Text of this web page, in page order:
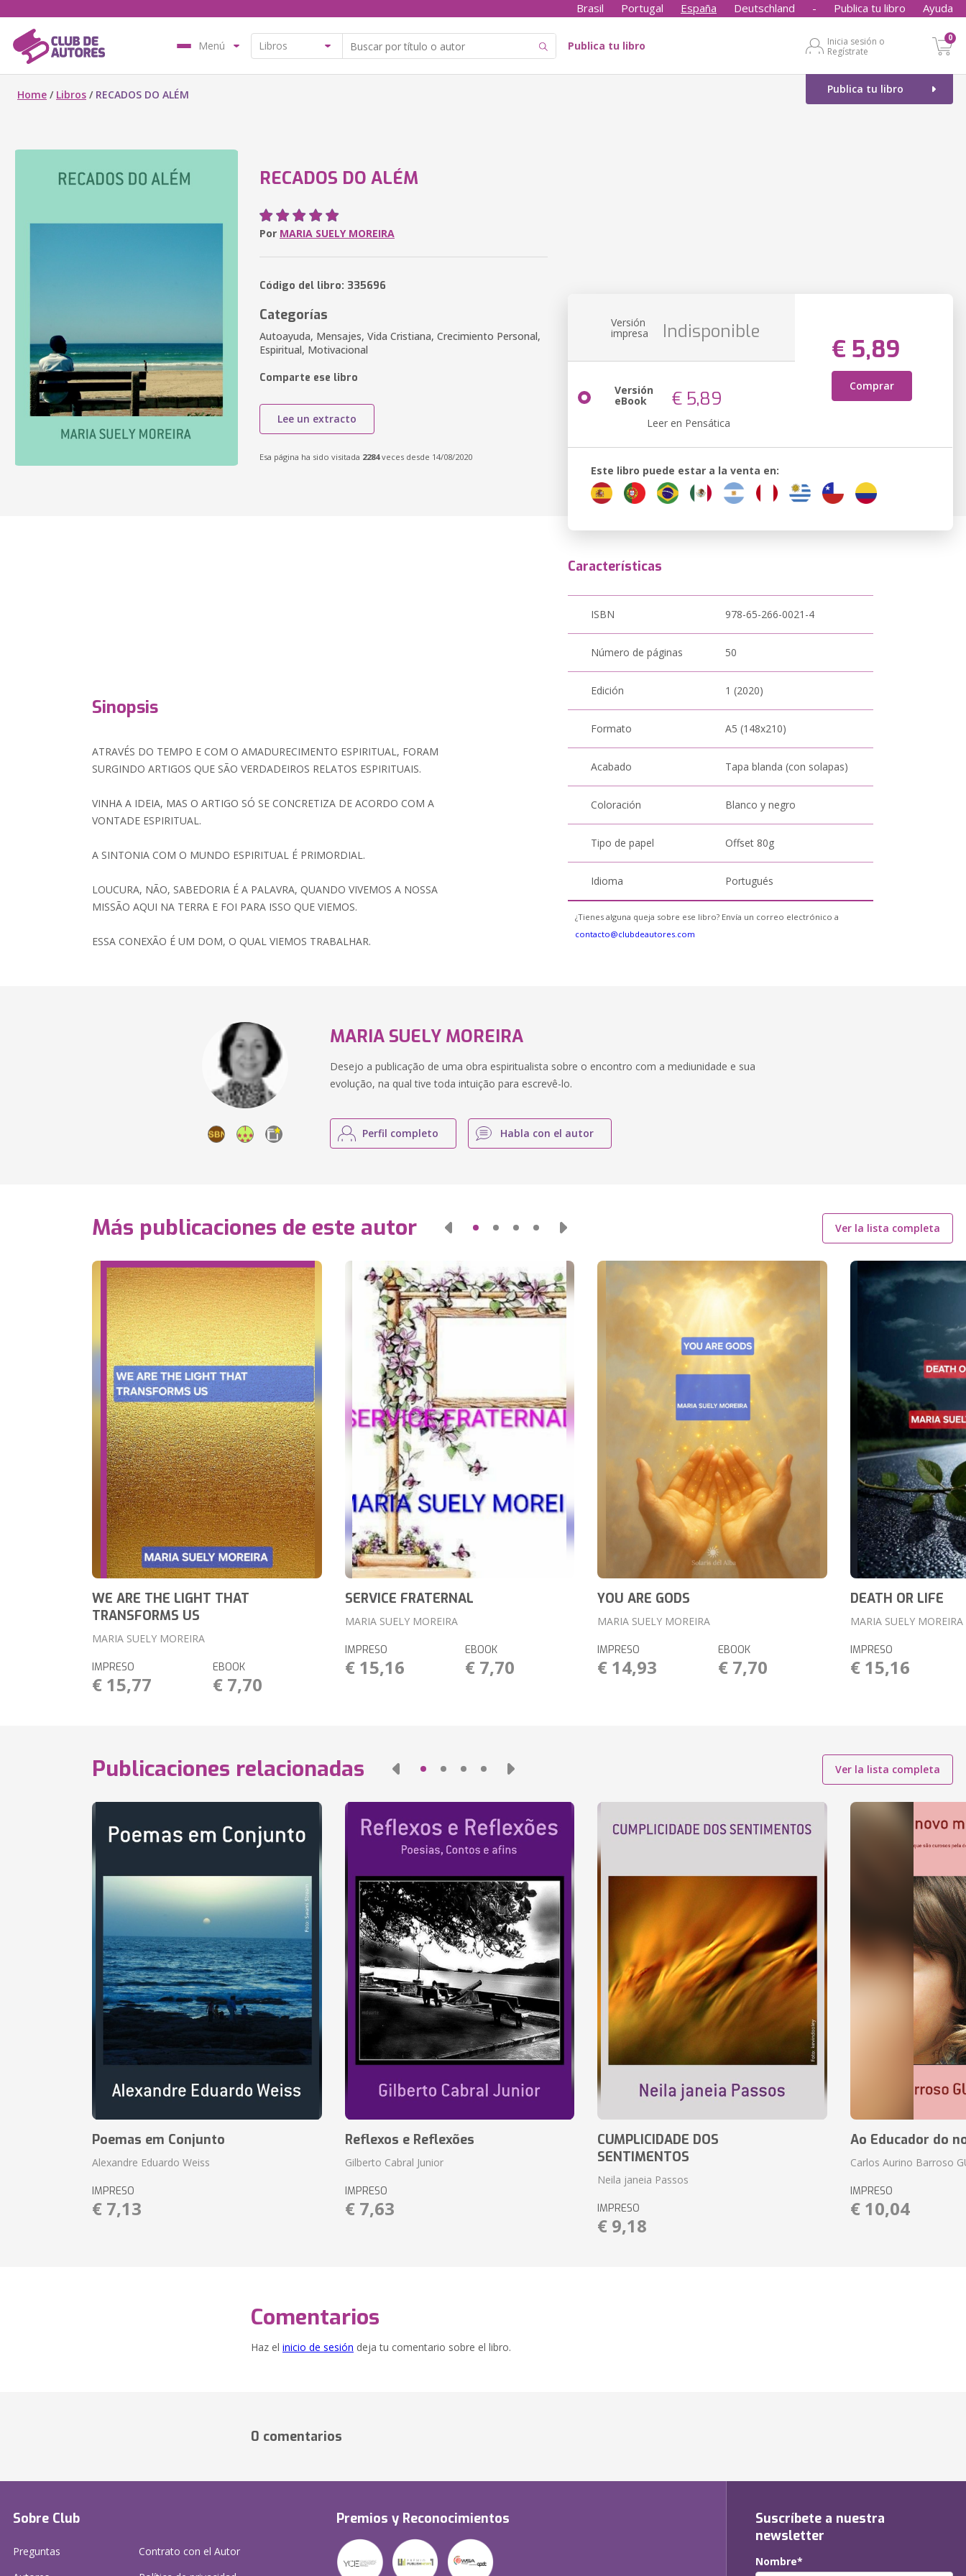
Brasil Portugal España Deutschland - Publica tu libro Ayuda
Menú Publica tu libro
Inicia sesión o
Regístrate
0
Publica tu libro
Home / Libros / RECADOS DO ALÉM
RECADOS DO ALÉM
Por MARIA SUELY MOREIRA
Código del libro: 335696
Categorías
Autoayuda, Mensajes, Vida Cristiana, Crecimiento Personal,
Espiritual, Motivacional
Comparte ese libro
Lee un extracto
Esa página ha sido visitada 2284veces desde 14/08/2020
Versión
impresa Indisponible
€ 5,89
Comprar
Versión
eBook € 5,89
Leer en Pensática
Este libro puede estar a la venta en:
Sinopsis
ATRAVÉS DO TEMPO E COM O AMADURECIMENTO ESPIRITUAL, FORAM
SURGINDO ARTIGOS QUE SÃO VERDADEIROS RELATOS ESPIRITUAIS.
VINHA A IDEIA, MAS O ARTIGO SÓ SE CONCRETIZA DE ACORDO COM A
VONTADE ESPIRITUAL.
A SINTONIA COM O MUNDO ESPIRITUAL É PRIMORDIAL.
LOUCURA, NÃO, SABEDORIA É A PALAVRA, QUANDO VIVEMOS A NOSSA
MISSÃO AQUI NA TERRA E FOI PARA ISSO QUE VIEMOS.
ESSA CONEXÃO É UM DOM, O QUAL VIEMOS TRABALHAR.
Características
ISBN 978-65-266-0021-4
Número de páginas 50
Edición 1 (2020)
Formato A5 (148x210)
Acabado Tapa blanda (con solapas)
Coloración Blanco y negro
Tipo de papel Offset 80g
Idioma Portugués
¿Tienes alguna queja sobre ese libro? Envía un correo electrónico a
contacto@clubdeautores.com
MARIA SUELY MOREIRA
Desejo a publicação de uma obra espiritualista sobre o encontro com a mediunidade e sua
evolução, na qual tive toda intuição para escrevê-lo.
Perfil completo Habla con el autor
Más publicaciones de este autor Ver la lista completa
WE ARE THE LIGHT THAT
TRANSFORMS US
MARIA SUELY MOREIRA
IMPRESO
€ 15,77
EBOOK
€ 7,70
SERVICE FRATERNAL
MARIA SUELY MOREIRA
IMPRESO
€ 15,16
EBOOK
€ 7,70
YOU ARE GODS
MARIA SUELY MOREIRA
IMPRESO
€ 14,93
EBOOK
€ 7,70
DEATH OR LIFE
MARIA SUELY MOREIRA
IMPRESO
€ 15,16
Publicaciones relacionadas Ver la lista completa
Poemas em Conjunto
Alexandre Eduardo Weiss
IMPRESO
€ 7,13
Reflexos e Reflexões
Gilberto Cabral Junior
IMPRESO
€ 7,63
CUMPLICIDADE DOS
SENTIMENTOS
Neila janeia Passos
IMPRESO
€ 9,18
Ao Educador do
Carlos Aurino Barroso
IMPRESO
€ 10,04
Comentarios
Haz el inicio de sesión deja tu comentario sobre el libro.
0 comentarios
Sobre Club
Preguntas
Contrato con el Autor
Premios y Reconocimientos
Suscríbete a nuestra
newsletter
Nombre*